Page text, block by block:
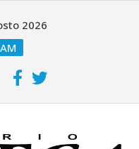
2026